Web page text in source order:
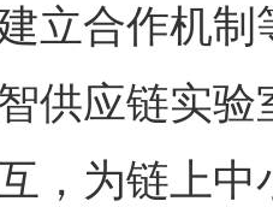
立合作机
供应链实
，为链上